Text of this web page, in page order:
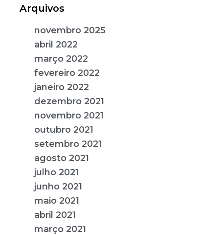
Arquivos
novembro 2025
abril 2022
março 2022
fevereiro 2022
janeiro 2022
dezembro 2021
novembro 2021
outubro 2021
setembro 2021
agosto 2021
julho 2021
junho 2021
maio 2021
abril 2021
março 2021